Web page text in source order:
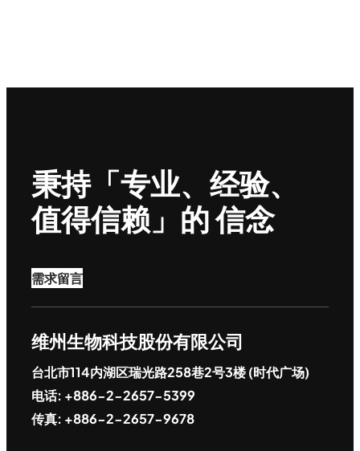
秉持「专业、经验、
值得信赖」的 信念
需求留言
维州生物科技股份有限公司
台北市114内湖区瑞光路258巷2号3楼 (时代广场)
电话: +886-2-2657-5399
传真: +886-2-2657-9678